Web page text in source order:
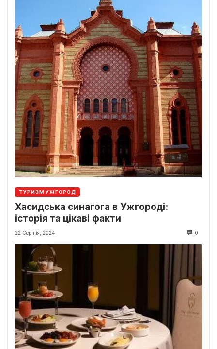
ТУРИЗМ УЖГОРОД
Хасидська синагога в Ужгороді:
історія та цікаві факти
22 Серпня, 2024 0